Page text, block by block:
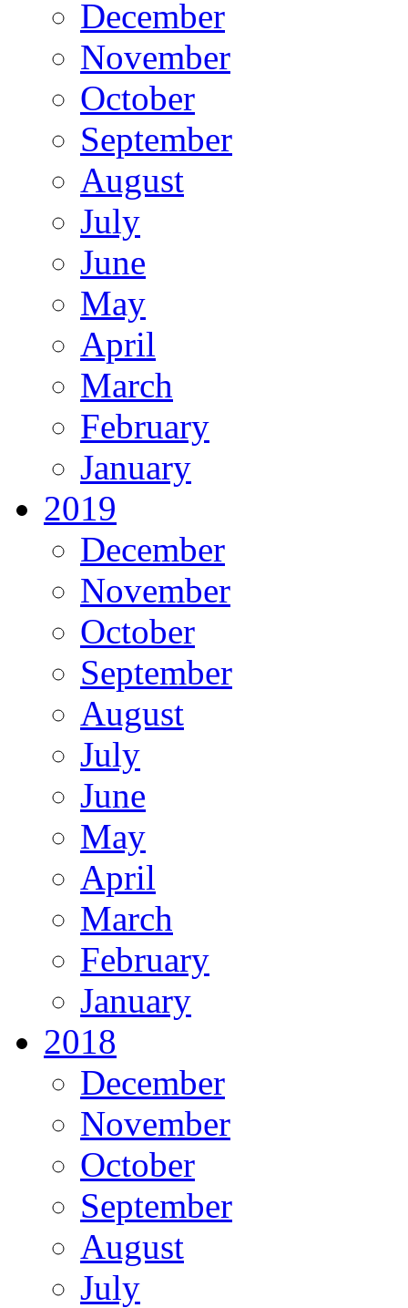
December
November
October
September
August
July
June
May
April
March
February
January
2019
December
November
October
September
August
July
June
May
April
March
February
January
2018
December
November
October
September
August
July